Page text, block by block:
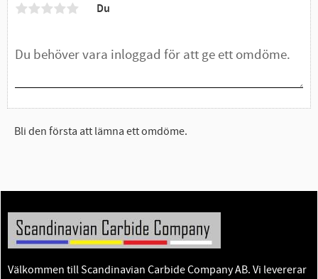
Du
Bli den första att lämna ett omdöme.
Välkommen till Scandinavian Carbide Company AB. Vi levererar